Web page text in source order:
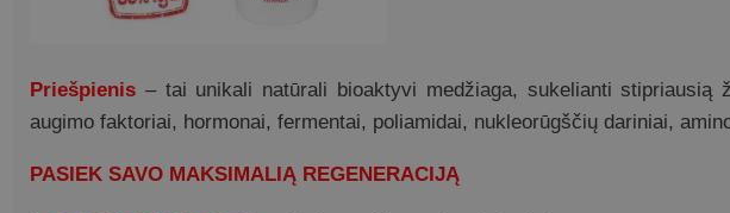
Priešpienis – tai unikali natūrali bioaktyvi medžiaga, sukelianti stipriausią
augimo faktoriai, hormonai, fermentai, poliamidai, nukleorūgščių dariniai,
PASIEK SAVO MAKSIMALIĄ REGENERACIJĄ